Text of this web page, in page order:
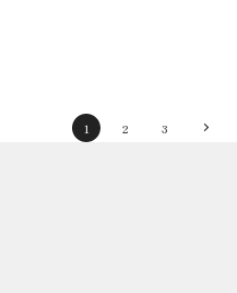
1 2 3 〉